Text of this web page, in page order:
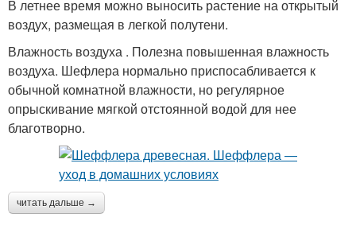
В летнее время можно выносить растение на открытый
воздух, размещая в легкой полутени.
Влажность воздуха . Полезна повышенная влажность
воздуха. Шефлера нормально приспосабливается к
обычной комнатной влажности, но регулярное
опрыскивание мягкой отстоянной водой для нее
благотворно.
читать дальше →